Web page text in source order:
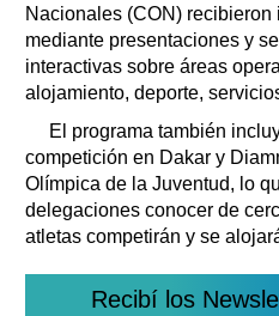
Nacionales (CON)
mediante presentaciones y
interactivas sobre áreas
alojamiento, deporte,
El programa también
competición en Dakar y
Olímpica de la Juventud, lo
delegaciones conocer de
atletas competirán y se
Recibí los